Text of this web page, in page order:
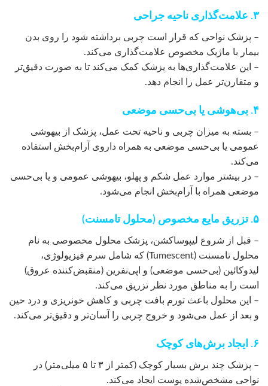
۳. علامت‌گذاری ناحیه جراحی
– پزشک نواحی که قرار است چربی برداشته شود را روی بدن
بیمار با ماژیک مخصوص علامت‌گذاری می‌کند.
– این علامت‌گذاری‌ها به پزشک کمک می‌کند تا به صورت دقیق‌تر
و متقارن‌تر عمل را انجام دهد.
۴. بی‌هوشی یا بی‌حسی موضعی
– بسته به میزان چربی و ناحیه تحت عمل، پزشک از بیهوشی
عمومی یا بی‌حسی موضعی به همراه داروی آرام‌بخش استفاده
می‌کند.
– در بیشتر موارد عمل شکم و پهلو، بیهوشی عمومی و یا بی‌حسی
موضعی همراه با آرام‌بخش انجام می‌شود.
۵. تزریق مایع مخصوص (محلول تامسنت)
– قبل از شروع لیپوساکشن، پزشک محلول مخصوصی به نام
محلول تامسنت (Tumescent) که شامل سرم فیزیولوژی،
لیدوکائین (بی‌حسی موضعی) و اپی‌نفرین (منقبض‌کننده عروق)
است را به مناطق مورد نظر تزریق می‌کند.
– این محلول باعث تورم بافت چربی و کاهش خونریزی و درد حین
و بعد از عمل می‌شود و خروج چربی را آسان‌تر و دقیق‌تر می‌کند.
۶. ایجاد برش‌های کوچک
– پزشک چند برش بسیار کوچک (کمتر از ۳ تا ۵ میلی‌متر) در
نواحی مشخص‌شده پوست ایجاد می‌کند.